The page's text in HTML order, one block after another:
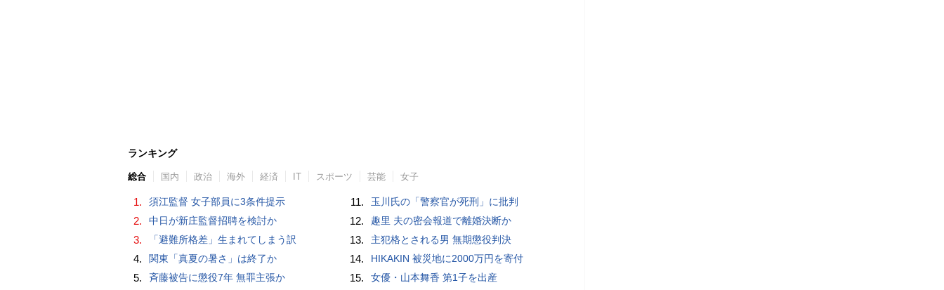
ランキング
総合 国内 政治 海外 経済 IT スポーツ 芸能 女子
1. 須江監督 女子部員に3条件提示
2. 中日が新庄監督招聘を検討か
3. 「避難所格差」生まれてしまう訳
4. 関東「真夏の暑さ」は終了か
5. 斉藤被告に懲役7年 無罪主張か
11. 玉川氏の「警察官が死刑」に批判
12. 趣里 夫の密会報道で離婚決断か
13. 主犯格とされる男 無期懲役判決
14. HIKAKIN 被災地に2000万円を寄付
15. 女優・山本舞香 第1子を出産